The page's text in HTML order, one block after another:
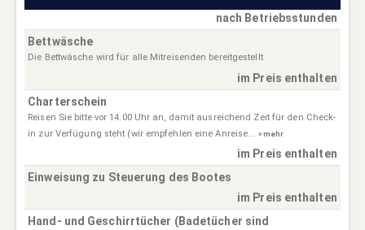
nach Betriebsstunden
Bettwäsche
Die Bettwäsche wird für alle Mitreisenden bereitgestellt
im Preis enthalten
Charterschein
Reisen Sie bitte vor 14:00 Uhr an, damit ausreichend Zeit für den Check-
in zur Verfügung steht (wir empfehlen eine Anreise... » mehr
im Preis enthalten
Einweisung zu Steuerung des Bootes
im Preis enthalten
Hand- und Geschirrtücher (Badetücher sind